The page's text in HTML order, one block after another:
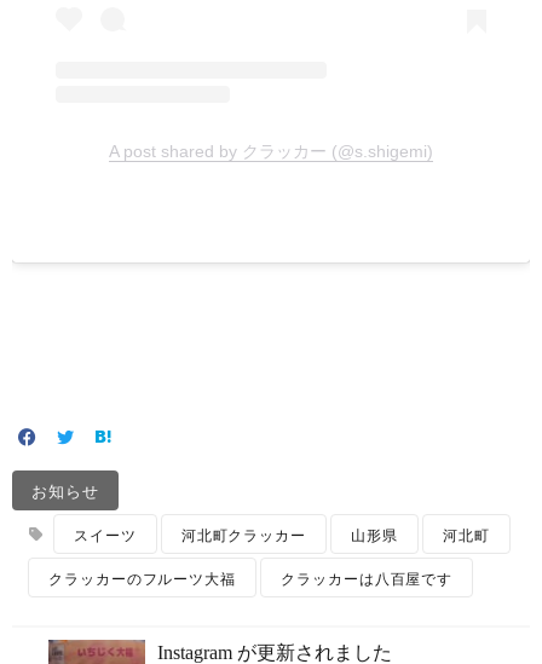
A post shared by クラッカー (@s.shigemi)
お知らせ
スイーツ 河北町クラッカー 山形県 河北町
クラッカーのフルーツ大福 クラッカーは八百屋です
Instagram が更新されました